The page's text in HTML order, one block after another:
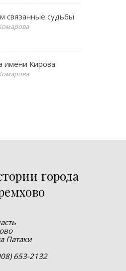
связанные судьбы
имени Кирова
города
Патаки
653-2132